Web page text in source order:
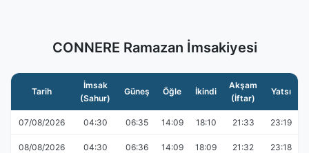
CONNERE Ramazan İmsakiyesi
Tarih
İmsak
(Sahur)
Güneş Öğle İkindi
Akşam
(İftar)
Yatsı
07/08/2026 04:30 06:35 14:09 18:10 21:33 23:19
08/08/2026 04:30 06:36 14:09 18:09 21:32 23:18